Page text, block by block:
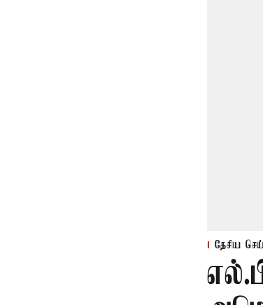
தேசிய